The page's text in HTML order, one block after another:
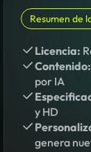
Resumen de
Licencia:
Contenido:
por IA
y HD
genera